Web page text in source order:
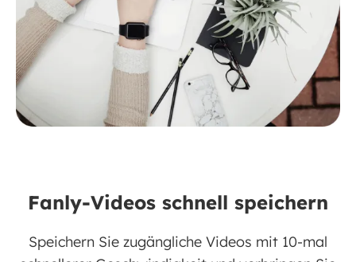
Fanly-Videos schnell speichern
Speichern Sie zugängliche Videos mit 10-mal